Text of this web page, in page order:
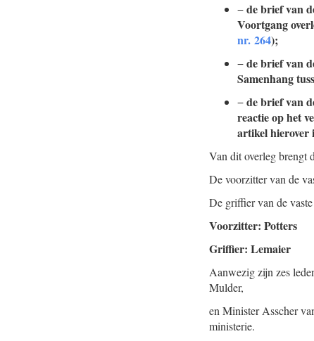
−de brief van
Voortgang
nr. 264);
−de brief van
Samenhang
−de brief van
reactie op het
artikel hierover
Van dit overleg brengt
De voorzitter van de
De griffier van de
Voorzitter: Potters
Griffier: Lemaier
Aanwezig zijn zes
Mulder,
en Minister Asscher
ministerie.